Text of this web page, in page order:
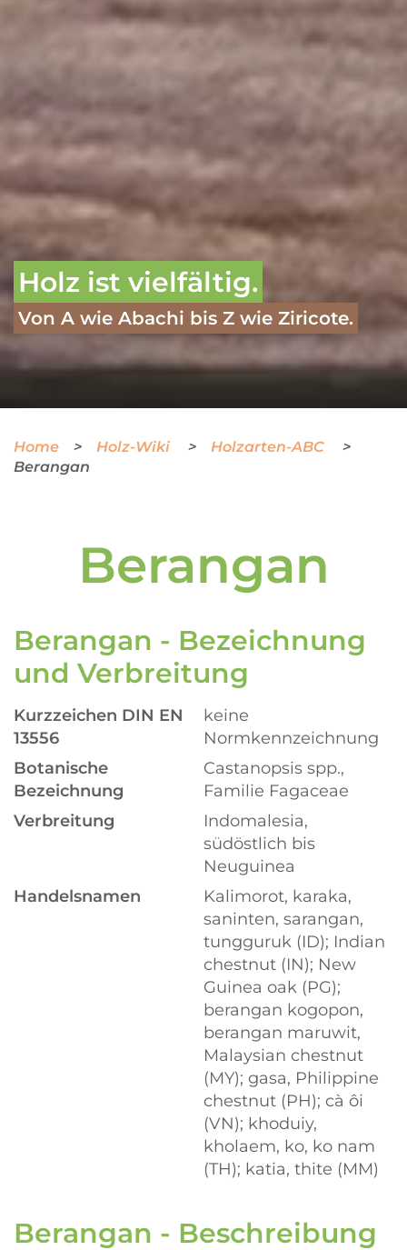
Holz ist vielfältig.
Von A wie Abachi bis Z wie Ziricote.
Home Holz-Wiki
Holzarten-ABC
Berangan
Berangan
Berangan - Bezeichnung
und Verbreitung
Kurzzeichen DIN EN
13556
keine
Normkennzeichnung
Botanische
Bezeichnung
Castanopsis spp.,
Familie Fagaceae
Verbreitung
Indomalesia,
südöstlich bis
Neuguinea
Handelsnamen
Kalimorot, karaka,
saninten, sarangan,
tungguruk (ID); Indian
chestnut (IN); New
Guinea oak (PG);
berangan kogopon,
berangan maruwit,
Malaysian chestnut
(MY); gasa, Philippine
chestnut (PH); cà ôi
(VN); khoduiy,
kholaem, ko, ko nam
(TH); katia, thite (MM)
Berangan - Beschreibung